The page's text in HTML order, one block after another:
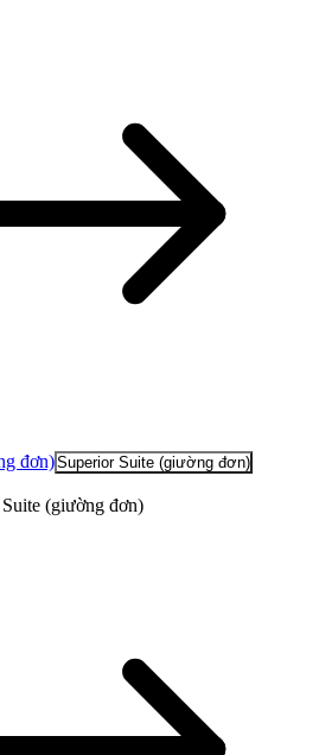
đơn)Superior Suite (giường đơn)
(giường đơn)